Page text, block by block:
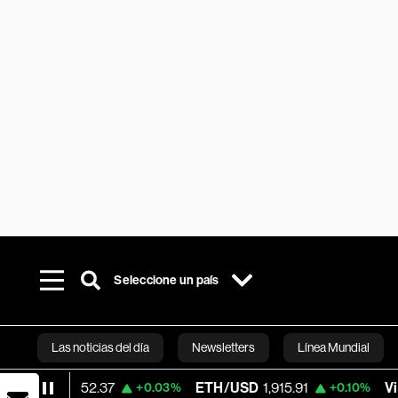
Seleccione un país
Las noticias del día Newsletters Línea Mundial
Bloomberg
+0.03% ETH/USD 1,915.91 +0.10% Visa